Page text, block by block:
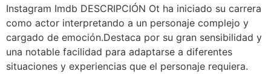
Instagram Imdb DESCRIPCIÓN Ot ha iniciado su carrera
como actor interpretando a un personaje complejo y
cargado de emoción.Destaca por su gran sensibilidad y
una notable facilidad para adaptarse a diferentes
situaciones y experiencias que el personaje requiera.